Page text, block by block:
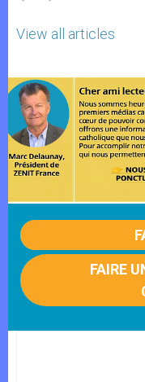
View all articles
FAIRE